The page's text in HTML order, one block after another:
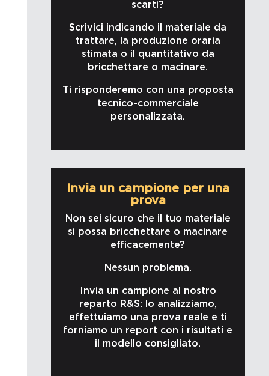
scarti?
Scrivici indicando il materiale da
trattare, la produzione oraria
stimata o il quantitativo da
bricchettare o macinare.
Ti risponderemo con una proposta
tecnico-commerciale
personalizzata.
Invia un campione per una
prova
Non sei sicuro che il tuo materiale
si possa bricchettare o macinare
efficacemente?
Nessun problema.
Invia un campione al nostro
reparto R&S: lo analizziamo,
effettuiamo una prova reale e ti
forniamo un report con i risultati e
il modello consigliato.